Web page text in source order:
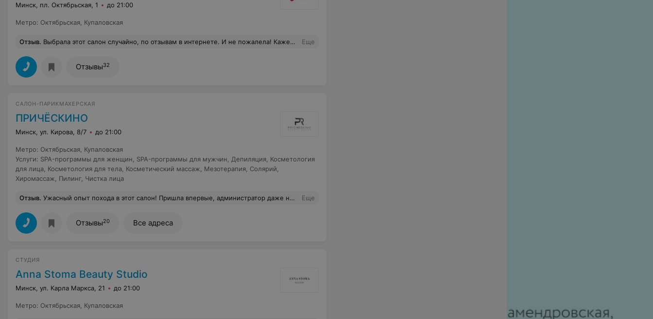
Минск, пл. Октябрьская, 1 до 21:00
Метро: Октябрьская Купаловская
Отзыв. Выбрала этот салон случайно, по отзывам в интернете. И не пожалела! Кажется, я тоже нашла теперь своего мастера :) Кристина раскрыла мне весь потенциал моих волос. Я так хотела объём и кудряшки, а оказалось, все это у меня есть. Правильная стрижка и сушка - и теперь я кудрявая и без завивки)) Который день уже не могу спокойно пройти мимо зеркал. Кристина, спасибо вам огромное! Отличный мастер и очаровательная девушка! Еще
Отзывы32
САЛОН-ПАРИКМАХЕРСКАЯ
ПРИЧЁСКИНО
Минск, ул. Кирова, 8/7 до 21:00
Метро: Октябрьская Купаловская
Услуги: SPA-программы для женщин SPA-программы для мужчин Депиляция Косметология
для лица Косметология для тела Косметический массаж Мезотерапия Солярий
Хиромассаж
Пилинг, Чистка лица
Отзыв. Ужасный опыт похода в этот салон! Пришла впервые, администратор даже не удосужилась поздороваться, просто молча стояла пока я сама с ней не заговорила…отношение пренебрежительное и очень неприветливое с порога - «сначала куртку снимите повесьте» - где снять куда повесить? Ничего показано не было, самой пришлось искать. «Ждите» - где ждать? Не провела, не показала. В салоне для ожидания лишь двухместный диван, был занят, после вопроса можно ли присесть предложили сесть в одно из парикмахерских кресел. Девушки, которые приходили после меня все это время Ждали стоя…просто стыд а не салон. Комната где сотрудники обедают была широко открыта, и когда кто-то шёл обедать Весь салон пах едой, которую они грели в микроволновке. Ты приходишь за какими-то бьюти-процедурами, хочется чувствовать себя хорошо, расслаблено, а в итоге ждёшь стоя и весь пропахиваешься едой, как в столовой какой-то…просто стыд! Еще
Отзывы20 Все адреса
СТУДИЯ
Anna Stoma Beauty Studio
Минск, ул. Карла Маркса, 21 до 21:00
Метро: Октябрьская Купаловская